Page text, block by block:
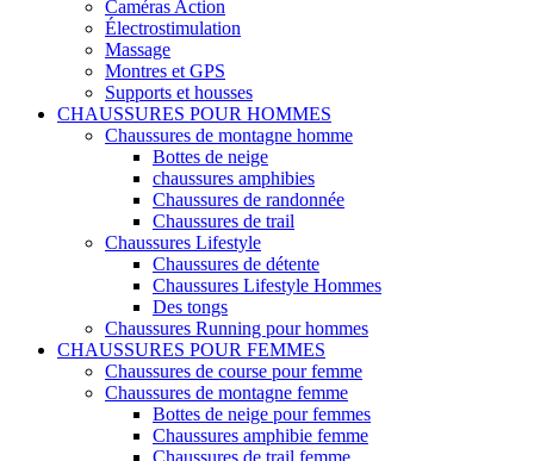
Caméras Action
Électrostimulation
Massage
Montres et GPS
Supports et housses
CHAUSSURES POUR HOMMES
Chaussures de montagne homme
Bottes de neige
chaussures amphibies
Chaussures de randonnée
Chaussures de trail
Chaussures Lifestyle
Chaussures de détente
Chaussures Lifestyle Hommes
Des tongs
Chaussures Running pour hommes
CHAUSSURES POUR FEMMES
Chaussures de course pour femme
Chaussures de montagne femme
Bottes de neige pour femmes
Chaussures amphibie femme
Chaussures de trail femme